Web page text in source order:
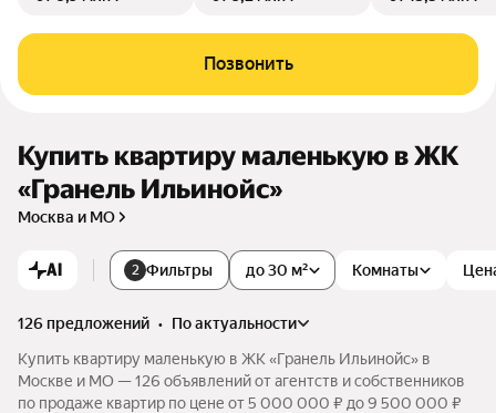
Позвонить
Купить квартиру маленькую в ЖК
«Гранель Ильинойс»
Москва и МО
AI 2 Фильтры Комнаты
до 30 м²
126 предложений •
по актуальности
Купить квартиру маленькую в ЖК «Гранель Ильинойс» в
Москве и МО — 126 объявлений от агентств и собственников
по продаже квартир по цене от 5 000 000 ₽ до 9 500 000 ₽